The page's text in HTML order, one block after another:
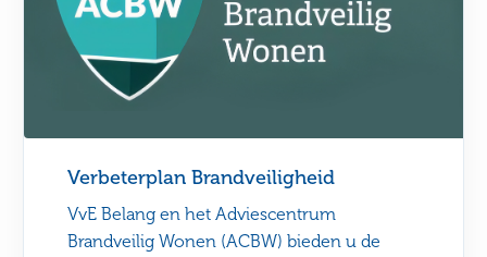
Verbeterplan Brandveiligheid
VvE Belang en het Adviescentrum
Brandveilig Wonen (ACBW) bieden u de